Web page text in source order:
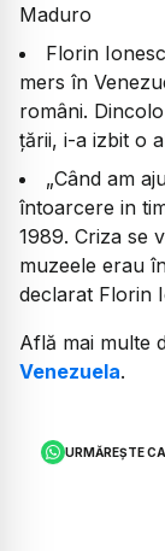
Maduro
Florin
mers în
români.
țării, i-a izbit o
„Când am
întoarcere in
1989. Criza se
muzeele erau
declarat Florin
Află mai multe
Venezuela.
URMĂREȘTE